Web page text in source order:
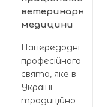
ветеринарної
медицини
Напередодні
професійного
свята, яке в
Україні
традиційно